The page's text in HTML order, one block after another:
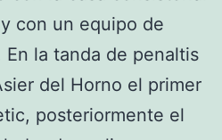
con un equipo de
la tanda de penaltis
del Horno el primer
posteriormente el